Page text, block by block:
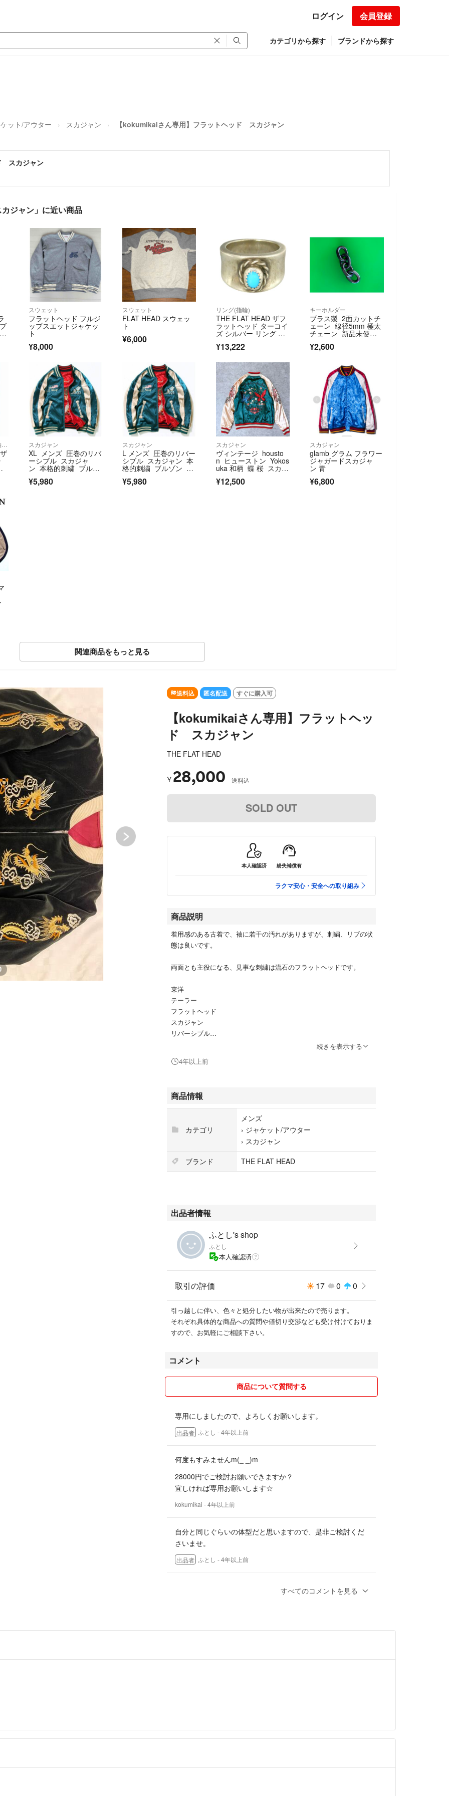
ログイン 会員登録
カテゴリから探す ブランドから探す
ット/アウター スカジャン 【kokumikaiさん専用】フラットヘッド スカジャン
スカジャン
ジャン」に近い商品
スウェット
フラットヘッド フルジ
ップスエットジャケッ
ト
¥8,000
スウェット
FLAT HEAD スウェッ
ト
¥6,000
リング(指輪)
THE FLAT HEAD ザフ
ラットヘッド ターコイ
ズ シルバー リング シ
系 約17号【中古】
¥13,222
キーホルダー
ブラス製 2面カットチ
ェーン 線径5mm 極太
チェーン 新品未使
¥2,600
スカジャン
XL メンズ 圧巻のリバ
ーシブル スカジャ
ン 本格的刺繍 ブルゾ
ン ジャケット
¥5,980
スカジャン
L メンズ 圧巻のリバー
シブル スカジャン 本
格的刺繍 ブルゾン ジ
ャケット
¥5,980
スカジャン
ヴィンテージ housto
n ヒューストン Yokos
uka 和柄 蝶 桜 スカジ
ャン 緑 M
¥12,500
スカジャン
glamb グラム フラワー
ジャガードスカジャ
ン 青
¥6,800
関連商品をもっと見る
SOLD OUT
送料込 匿名配送 すぐに購入可
【kokumikaiさん専用】フラットヘッ
ド スカジャン
THE FLAT HEAD
¥ 28,000 送料込
SOLD OUT
本人確認済 紛失補償有
ラクマ安心・安全への取り組み
商品説明
着用感のある古着で、袖に若干の汚れがありますが、刺繍、リブの状
態は良いです。
両面とも主役になる、見事な刺繍は流石のフラットヘッドです。
東洋
テーラー
フラットヘッド
スカジャン
リバーシブル
ジャパン
刺繍
上着
続きを表示する
4年以上前
商品情報
カテゴリ
メンズ
› ジャケット/アウター
› スカジャン
ブランド
THE FLAT HEAD
出品者情報
ふとし's shop
ふとし
本人確認済
取引の評価 17 0 0
引っ越しに伴い、色々と処分したい物が出来たので売ります。
それぞれ具体的な商品への質問や値切り交渉なども受け付けておりま
すので、お気軽にご相談下さい。
コメント
商品について質問する
専用にしましたので、よろしくお願いします。
出品者 ふとし - 4年以上前
何度もすみませんm(_ _)m
28000円でご検討お願いできますか？
宜しければ専用お願いします☆
kokumikai - 4年以上前
自分と同じぐらいの体型だと思いますので、是非ご検討くだ
さいませ。
出品者 ふとし - 4年以上前
普段着ているものがMがジャスト〜Lでも対して問題ないぐら
しかし、中綿入りでとても暖かいので薄手のもので十分で、
ご検討よろしくお願いします。
すべてのコメントを見る